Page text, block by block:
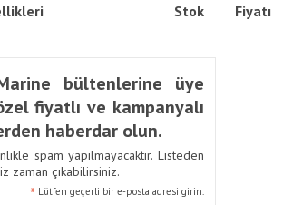
Stok Fiyatı
bültenlerine üye
fiyatlı ve kampanyalı
haberdar olun.
spam yapılmayacaktır. Listeden
zaman çıkabilirsiniz.
* Lütfen geçerli bir e-posta adresi girin.